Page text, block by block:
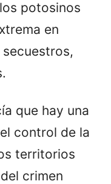
potosinos
en
que hay una
control de la
territorios
crimen